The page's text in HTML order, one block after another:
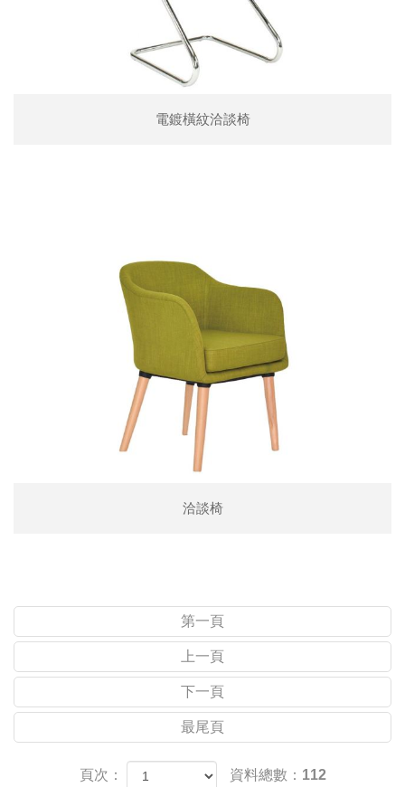
電鍍橫紋洽談椅
洽談椅
第一頁
上一頁
下一頁
最尾頁
頁次： 資料總數：112